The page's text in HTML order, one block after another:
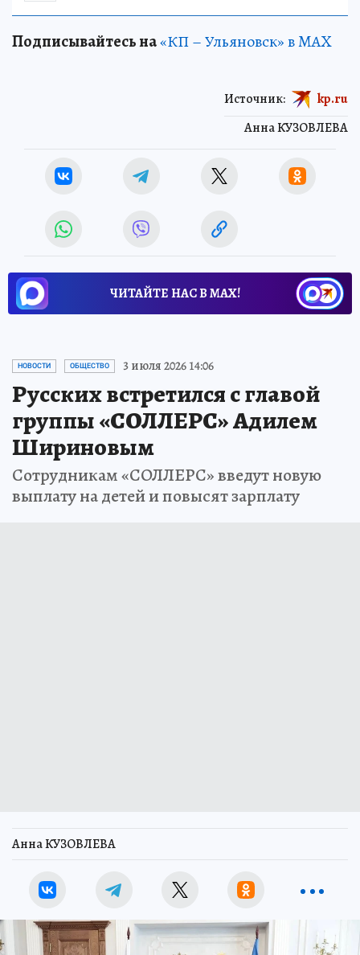
Подписывайтесь на«КП – Ульяновск» в MAX
Анна КУЗОВЛЕВА
Источник: kp.ru
ЧИТАЙТЕ НАС В МАХ!
НОВОСТИ ОБЩЕСТВО 3 июля 2026 14:06
Русских встретился с главой
группы «СОЛЛЕРС» Адилем
Шириновым
Сотрудникам «СОЛЛЕРС» введут новую
выплату на детей и повысят зарплату
Анна КУЗОВЛЕВА